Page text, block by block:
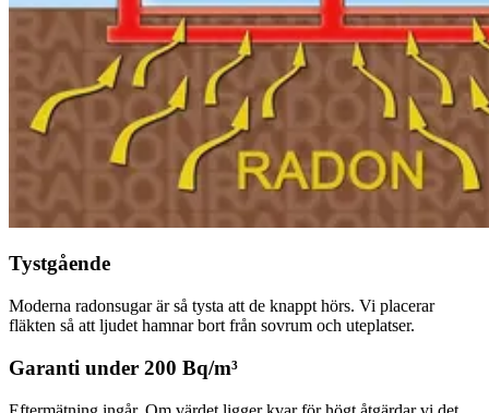
Tystgående
Moderna radonsugar är så tysta att de knappt hörs. Vi placerar
fläkten så att ljudet hamnar bort från sovrum och uteplatser.
Garanti under 200 Bq/m³